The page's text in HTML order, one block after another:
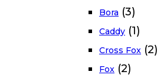
Bora (3)
Caddy (1)
Cross Fox (2)
Fox (2)